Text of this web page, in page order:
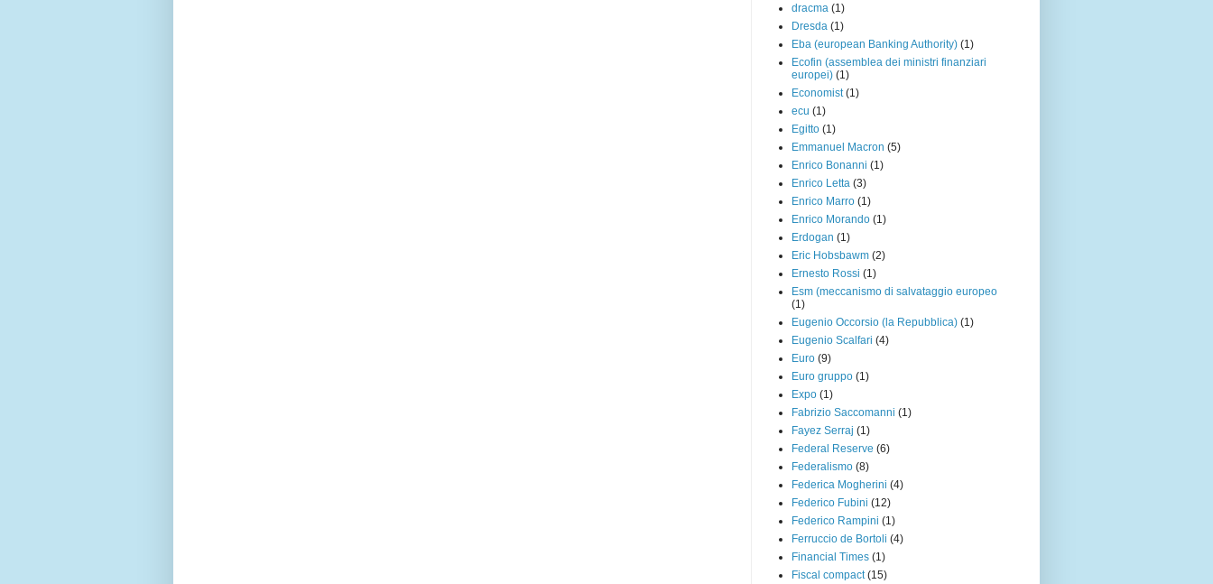
dracma (1)
Dresda (1)
Eba (european Banking Authority) (1)
Ecofin (assemblea dei ministri finanziari
europei) (1)
Economist (1)
ecu (1)
Egitto (1)
Emmanuel Macron (5)
Enrico Bonanni (1)
Enrico Letta (3)
Enrico Marro (1)
Enrico Morando (1)
Erdogan (1)
Eric Hobsbawm (2)
Ernesto Rossi (1)
Esm (meccanismo di salvataggio europeo
(1)
Eugenio Occorsio (la Repubblica) (1)
Eugenio Scalfari (4)
Euro (9)
Euro gruppo (1)
Expo (1)
Fabrizio Saccomanni (1)
Fayez Serraj (1)
Federal Reserve (6)
Federalismo (8)
Federica Mogherini (4)
Federico Fubini (12)
Federico Rampini (1)
Ferruccio de Bortoli (4)
Financial Times (1)
Fiscal compact (15)